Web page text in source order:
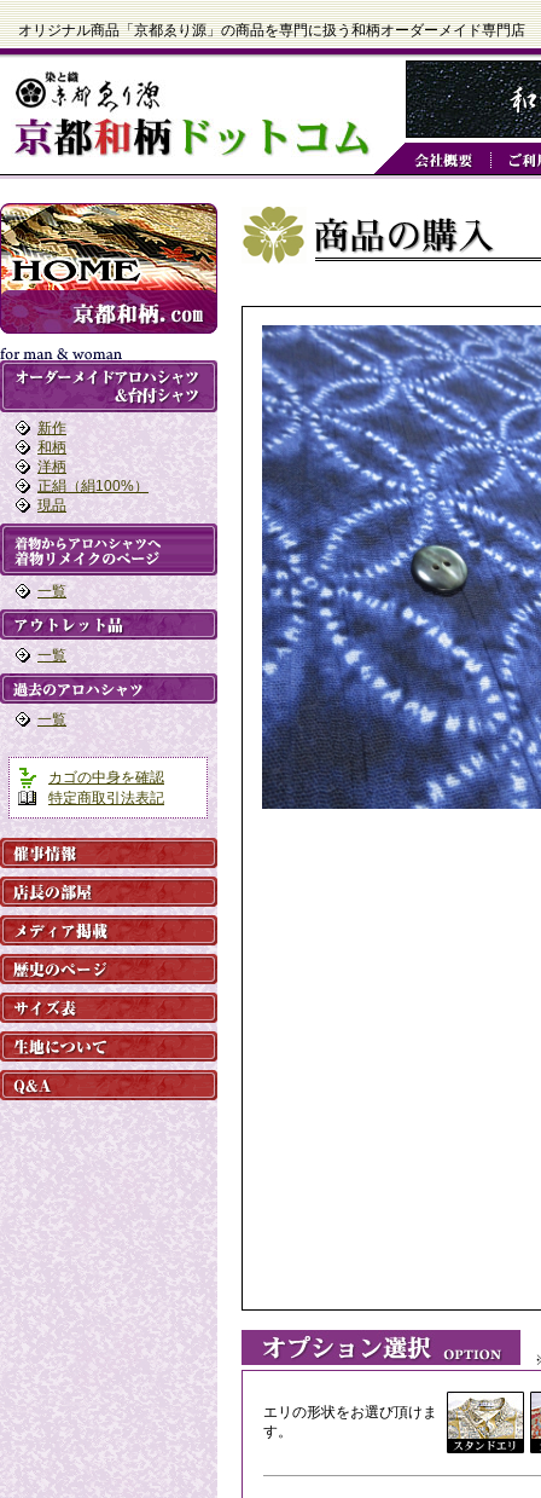
オリジナル商品「京都ゑり源」の商品を専門に扱う和柄オーダーメイド専門店
新作
和柄
洋柄
正絹（絹100%）
現品
一覧
一覧
一覧
カゴの中身を確認
特定商取引法表記
※
エリの形状をお選び頂けま
す。